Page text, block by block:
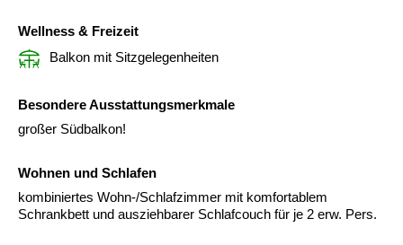
Wellness & Freizeit
Balkon mit Sitzgelegenheiten
Besondere Ausstattungsmerkmale
großer Südbalkon!
Wohnen und Schlafen
kombiniertes Wohn-/Schlafzimmer mit komfortablem
Schrankbett und ausziehbarer Schlafcouch für je 2 erw. Pers.